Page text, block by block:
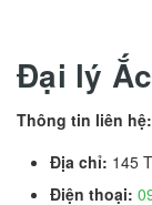
Đại lý
Thông tin liên hệ:
Địa chỉ: 145
Điện thoại: